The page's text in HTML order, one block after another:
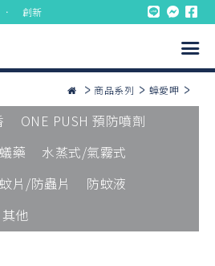
創新
商品系列 蟑愛呷
ONE PUSH 預防噴劑
藥
水蒸式/氣霧式
片/防蟲片
防蚊液
其他